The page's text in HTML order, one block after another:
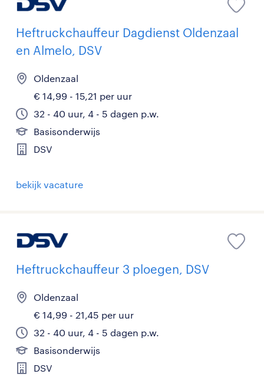
Heftruckchauffeur Dagdienst Oldenzaal
en Almelo, DSV
Oldenzaal
€ 14,99 - 15,21 per uur
32 - 40 uur, 4 - 5 dagen p.w.
Basisonderwijs
DSV
bekijk vacature
Heftruckchauffeur 3 ploegen, DSV
Oldenzaal
€ 14,99 - 21,45 per uur
32 - 40 uur, 4 - 5 dagen p.w.
Basisonderwijs
DSV